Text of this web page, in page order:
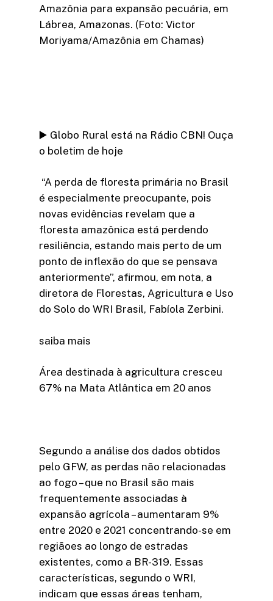
Amazônia para expansão pecuária, em
Lábrea, Amazonas. (Foto: Victor
Moriyama/Amazônia em Chamas)
▶️ Globo Rural está na Rádio CBN! Ouça
o boletim de hoje
“A perda de floresta primária no Brasil
é especialmente preocupante, pois
novas evidências revelam que a
floresta amazônica está perdendo
resiliência, estando mais perto de um
ponto de inflexão do que se pensava
anteriormente”, afirmou, em nota, a
diretora de Florestas, Agricultura e Uso
do Solo do WRI Brasil, Fabíola Zerbini.
saiba mais
Área destinada à agricultura cresceu
67% na Mata Atlântica em 20 anos
Segundo a análise dos dados obtidos
pelo GFW, as perdas não relacionadas
ao fogo – que no Brasil são mais
frequentemente associadas à
expansão agrícola – aumentaram 9%
entre 2020 e 2021 concentrando-se em
regiãoes ao longo de estradas
existentes, como a BR-319. Essas
características, segundo o WRI,
indicam que essas áreas tenham,